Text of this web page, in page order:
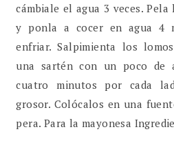
cámbiale el agua 3 veces.
y ponla a cocer en agua 4
enfriar. Salpimienta los
una sartén con un poco de
cuatro minutos por cada
grosor. Colócalos en una
pera. Para la mayonesa